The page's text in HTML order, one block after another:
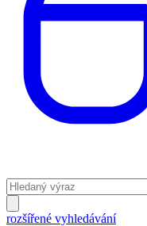
rozšířené vyhledávání